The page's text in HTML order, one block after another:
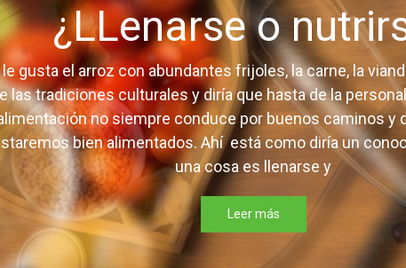
¿LLenarse o
gusta el arroz con abundantes frijoles, la carne, la
las tradiciones culturales y diría que hasta de la
no siempre conduce por buenos caminos
bien alimentados. Ahí está como diría un
una cosa es llenarse y
Leer más